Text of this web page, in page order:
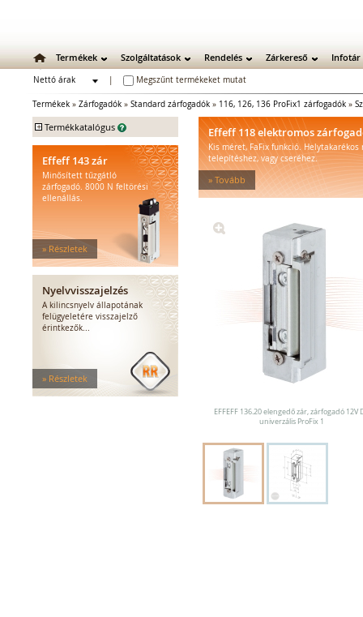
Termékek Szolgáltatások Rendelés Zárkereső Infotár
Nettó árak
Megszűnt termékeket mutat
Termékek » Zárfogadók » Standard zárfogadók » 116, 126, 136 ProFix1 zárfogadók »
+ Termékkatalógus
Mechanikus bevéső zárak
Zárbetétek
Lakatok
Zárpajzsok
Mechanikus kiegészítők
Elektromos zárak
Elektromos bevéső zárak
Zárfogadók
Standard zárfogadók
Vízálló zárfogadók
Tűzgátló zárfogadók
Nagy biztonságú zárfogadók
Zárfogadók üvegajtókhoz
Effeff 143 zár
Minősített tűzgátló
zárfogadó. 8000 N feltörési
ellenállás.
» Részletek
Nyelvvisszajelzés
A kilincsnyelv állapotának
felügyeletére visszajelző
érintkezők...
» Részletek
Effeff 118 elektromos
Kis méret, FaFix funkció. Helytakarékos
telepítéshez, vagy cseréhez.
» Tovább
EFFEFF 136.20 elengedő zár, zárfogadó 12V
univerzális ProFix 1